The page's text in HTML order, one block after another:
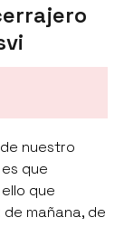
nuestro
es que
que
mañana, de